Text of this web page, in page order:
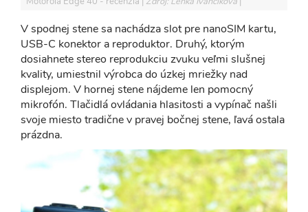
V spodnej stene sa nachádza slot pre nanoSIM kartu,
USB-C konektor a reproduktor. Druhý, ktorým
dosiahnete stereo reprodukciu zvuku veľmi slušnej
kvality, umiestnil výrobca do úzkej mriežky nad
displejom. V hornej stene nájdeme len pomocný
mikrofón. Tlačidlá ovládania hlasitosti a vypínač našli
svoje miesto tradične v pravej bočnej stene, ľavá ostala
prázdna.